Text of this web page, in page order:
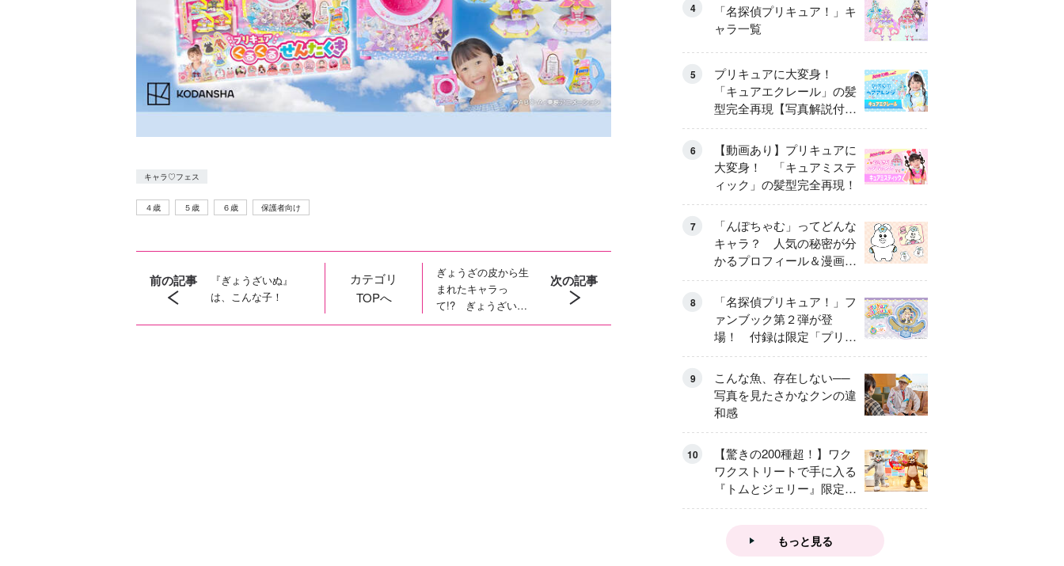
キャラ♡フェス
４歳 ５歳 ６歳 保護者向け
前の記事
『ぎょうざいぬ』
は、こんな子！
カテゴリ
TOPへ
ぎょうざの皮から生
まれたキャラっ
て!? ぎょうざいぬ
の２コマ漫画「かん
次の記事
せんたくき」
4
「名探偵プリキュア！」キ
ャラ一覧
5
プリキュアに大変身！
「キュアエクレール」の髪
型完全再現【写真解説付
き】
6
【動画あり】プリキュアに
大変身！ 「キュアミステ
ィック」の髪型完全再現！
7
「んぽちゃむ」ってどんな
キャラ？ 人気の秘密が分
かるプロフィール＆漫画ま
とめ
8
「名探偵プリキュア！」フ
ァンブック第２弾が登
場！ 付録は限定「プリキ
ュアマコトジュエル キュ
アアルカナ・シャドウ ア
イスver.」 キュアエクレ
ールを大特集！
9
こんな魚、存在しない──
写真を見たさかなクンの違
和感
10
【驚きの200種超！】ワク
ワクストリートで手に入る
『トムとジェリー』限定グ
ッズ特集
もっと見る